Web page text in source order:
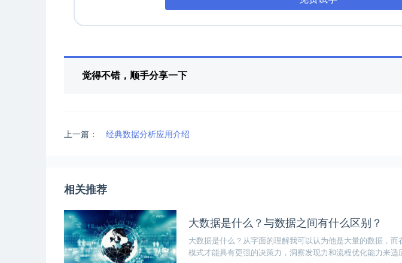
觉得不错，顺手分享一下
上一篇： 经典数据分析应用介绍
相关推荐
大数据是什么？与数据之间有什么区别？
大数据是什么？从字面的理解我可以认为他是大量的数据，
模式才能具有更强的决策力，洞察发现力和流程优化能力来